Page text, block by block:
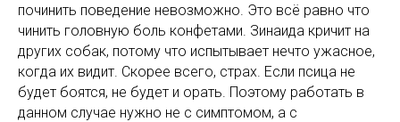
починить поведение невозможно. Это всё равно что
чинить головную боль конфетами. Зинаида кричит на
других собак, потому что испытывает нечто ужасное,
когда их видит. Скорее всего, страх. Если псица не
будет боятся, не будет и орать. Поэтому работать в
данном случае нужно не с симптомом, а с